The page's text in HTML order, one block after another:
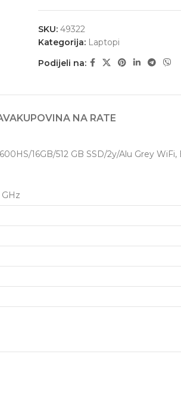
SKU: 49322
Kategorija: Laptopi
Podijeli na:
KUPOVINA NA RATE
16GB/512 GB SSD/2y/Alu Grey